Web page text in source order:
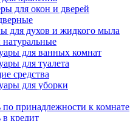
для окон и дверей
для духов и жидкого мыла
для ванных комнат
для туалета
средства
для уборки
принадлежности к комнате
кредит